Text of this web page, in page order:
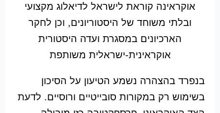
אוקראינה קוראת לישראל לדיאלוג מקצועי
ובלתי משוחד של היסטוריונים, וכן לחקר
הארכיונים במסגרת ועדה היסטורית
אוקראינית-ישראלית משותפת
בנפרד בהצהרה נשמע הטיעון על הסיכון
בשימוש רק במקורות סובייטיים ורוסיים. לדעת